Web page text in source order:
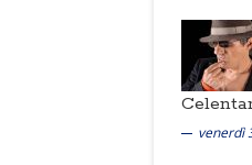
venerdì